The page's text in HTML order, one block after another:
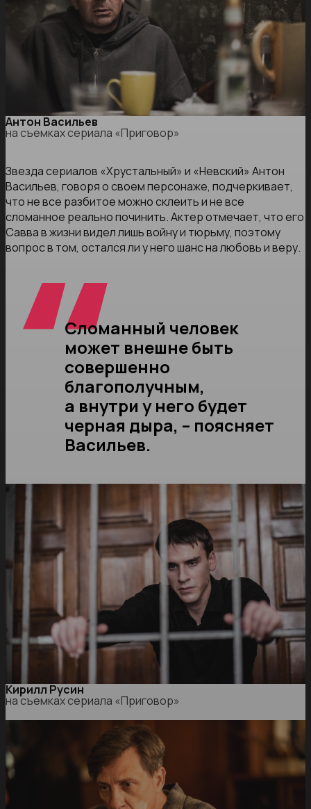
Антон Васильев
на съемках сериала «Приговор»
Звезда сериалов «Хрустальный» и «Невский» Антон
Васильев, говоря о своем персонаже, подчеркивает,
что не все разбитое можно склеить и не все
сломанное реально починить. Актер отмечает, что его
Савва в жизни видел лишь войну и тюрьму, поэтому
вопрос в том, остался ли у него шанс на любовь и веру.
Сломанный человек
может внешне быть
совершенно
благополучным,
а внутри у него будет
черная дыра, – поясняет
Васильев.
Кирилл Русин
на съемках сериала «Приговор»